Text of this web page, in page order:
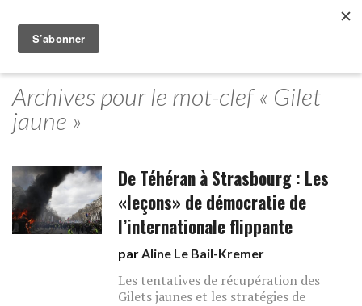
Archives pour le mot-clef « Gilet
jaune »
De Téhéran à Strasbourg : Les
«leçons» de démocratie de
l’internationale flippante
parAline Le Bail-Kremer
Les tentatives de récupération des
Gilets jaunes et les stratégies de